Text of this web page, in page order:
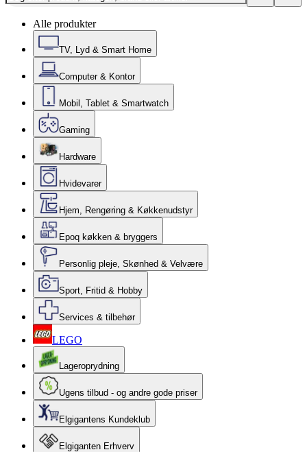
Alle produkter
TV, Lyd & Smart Home
Computer & Kontor
Mobil, Tablet & Smartwatch
Gaming
Hardware
Hvidevarer
Hjem, Rengøring & Køkkenudstyr
Epoq køkken & bryggers
Personlig pleje, Skønhed & Velvære
Sport, Fritid & Hobby
Services & tilbehør
LEGO
Lageroprydning
Ugens tilbud - og andre gode priser
Elgigantens Kundeklub
Elgiganten Erhverv